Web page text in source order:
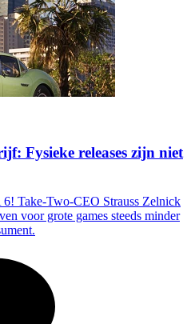
Fysieke releases zijn niet
Take-Two-CEO Strauss Zelnick
voor grote games steeds minder